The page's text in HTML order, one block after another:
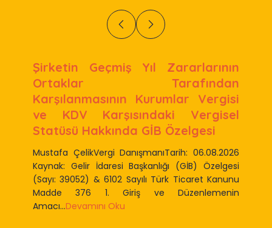
Şirketin Geçmiş Yıl Zararlarının
Ortaklar Tarafından
Karşılanmasının Kurumlar Vergisi
ve KDV Karşısındaki Vergisel
Statüsü Hakkında GİB Özelgesi
Mustafa ÇelikVergi DanışmanıTarih: 06.08.2026
Kaynak: Gelir İdaresi Başkanlığı (GİB) Özelgesi
(Sayı: 39052) & 6102 Sayılı Türk Ticaret Kanunu
Madde 376 1. Giriş ve Düzenlemenin
Amacı...Devamını Oku